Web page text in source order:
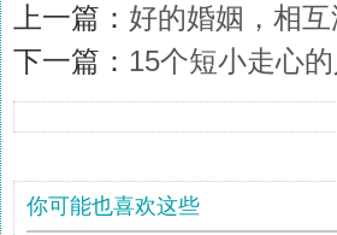
上一篇： 好的婚姻，相
下一篇： 15个短小走心
你可能也喜欢这些